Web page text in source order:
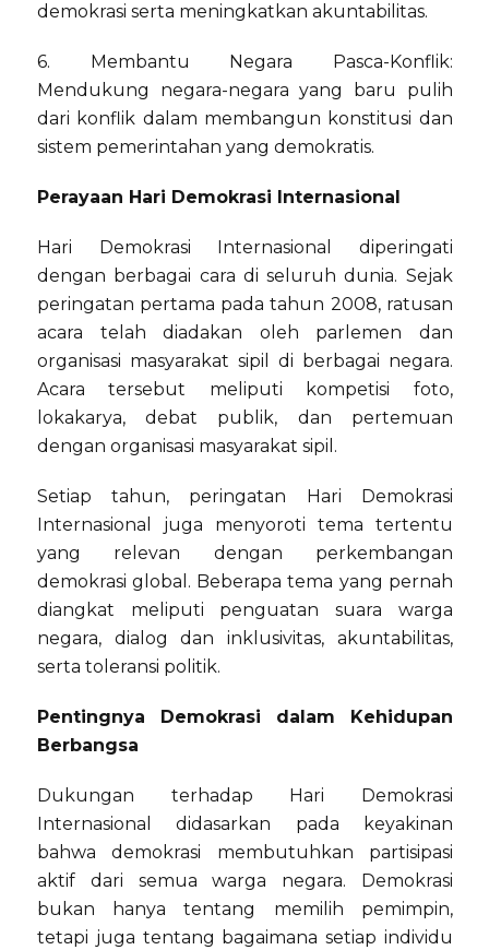
demokrasi serta meningkatkan akuntabilitas.
6. Membantu Negara Pasca-Konflik:
Mendukung negara-negara yang baru pulih
dari konflik dalam membangun konstitusi dan
sistem pemerintahan yang demokratis.
Perayaan Hari Demokrasi Internasional
Hari Demokrasi Internasional diperingati
dengan berbagai cara di seluruh dunia. Sejak
peringatan pertama pada tahun 2008, ratusan
acara telah diadakan oleh parlemen dan
organisasi masyarakat sipil di berbagai negara.
Acara tersebut meliputi kompetisi foto,
lokakarya, debat publik, dan pertemuan
dengan organisasi masyarakat sipil.
Setiap tahun, peringatan Hari Demokrasi
Internasional juga menyoroti tema tertentu
yang relevan dengan perkembangan
demokrasi global. Beberapa tema yang pernah
diangkat meliputi penguatan suara warga
negara, dialog dan inklusivitas, akuntabilitas,
serta toleransi politik.
Pentingnya Demokrasi dalam Kehidupan
Berbangsa
Dukungan terhadap Hari Demokrasi
Internasional didasarkan pada keyakinan
bahwa demokrasi membutuhkan partisipasi
aktif dari semua warga negara. Demokrasi
bukan hanya tentang memilih pemimpin,
tetapi juga tentang bagaimana setiap individu